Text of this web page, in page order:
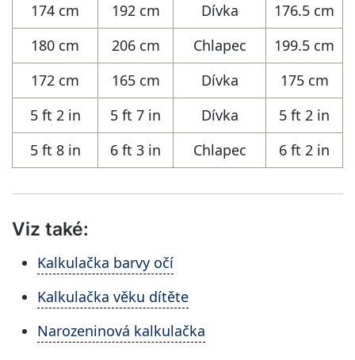
174 cm
192 cm Dívka
176.5 cm
180 cm
206 cm Chlapec
199.5 cm
172 cm
165 cm Dívka
175 cm
5 ft 2 in
5 ft 7 in Dívka
5 ft 2 in
5 ft 8 in
6 ft 3 in Chlapec 6 ft 2 in
Viz také:
Kalkulačka barvy očí
Kalkulačka věku dítěte
Narozeninová kalkulačka